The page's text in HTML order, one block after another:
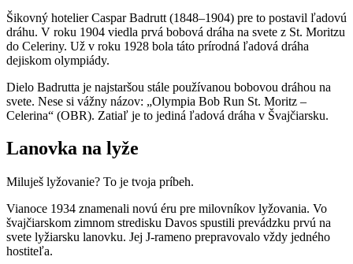
Šikovný hotelier Caspar Badrutt (1848–1904) pre to postavil ľadovú
dráhu. V roku 1904 viedla prvá bobová dráha na svete z St. Moritzu
do Celeriny. Už v roku 1928 bola táto prírodná ľadová dráha
dejiskom olympiády.
Dielo Badrutta je najstaršou stále používanou bobovou dráhou na
svete. Nese si vážny názov: „Olympia Bob Run St. Moritz –
Celerina“ (OBR). Zatiaľ je to jediná ľadová dráha v Švajčiarsku.
Lanovka na lyže
Miluješ lyžovanie? To je tvoja príbeh.
Vianoce 1934 znamenali novú éru pre milovníkov lyžovania. Vo
švajčiarskom zimnom stredisku Davos spustili prevádzku prvú na
svete lyžiarsku lanovku. Jej J-rameno prepravovalo vždy jedného
hostiteľa.